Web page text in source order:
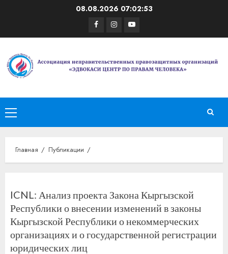
08.08.2026 07:02:53
Facebook
Instagram
Youtube
Основное
меню
Главная Публикации
ICNL: Анализ проекта Закона Кыргызской
Республики о внесении изменений в законы
Кыргызской Республики о некоммерческих
организациях и о государственной регистрации
юридических лиц